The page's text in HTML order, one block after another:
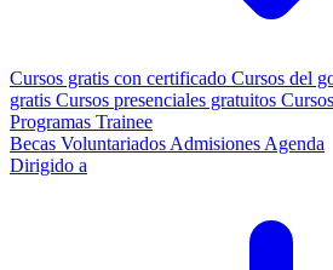
Cursos gratis con certificado Cursos del
gratis Cursos presenciales gratuitos
Programas Trainee
Becas Voluntariados Admisiones Agenda
Dirigido a